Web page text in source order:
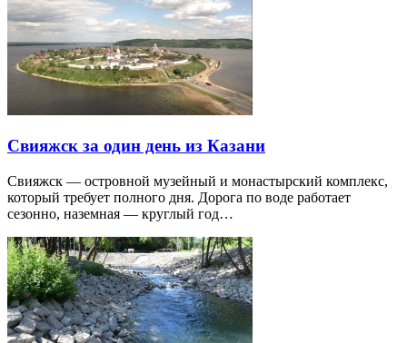
Свияжск за один день из Казани
Свияжск — островной музейный и монастырский комплекс,
который требует полного дня. Дорога по воде работает
сезонно, наземная — круглый год…